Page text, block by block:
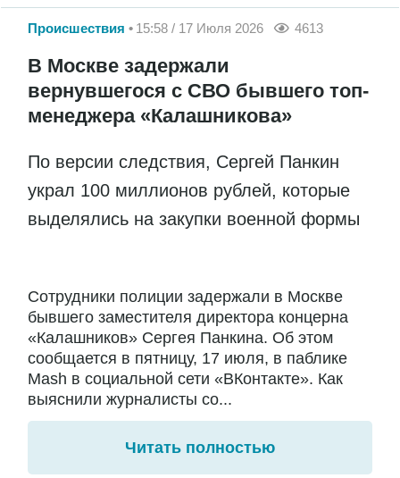
Происшествия 15:58 / 17 Июля 2026 4613
В Москве задержали
вернувшегося с СВО бывшего топ-
менеджера «Калашникова»
По версии следствия, Сергей Панкин
украл 100 миллионов рублей, которые
выделялись на закупки военной формы
Сотрудники полиции задержали в Москве
бывшего заместителя директора концерна
«Калашников» Сергея Панкина. Об этом
сообщается в пятницу, 17 июля, в паблике
Mash в социальной сети «ВКонтакте». Как
выяснили журналисты со...
Читать полностью